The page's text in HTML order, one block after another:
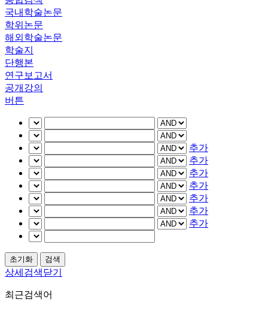
국내학술논문
학위논문
해외학술논문
학술지
단행본
연구보고서
공개강의
버튼
추가
추가
추가
추가
추가
추가
추가
상세검색닫기
최근검색어